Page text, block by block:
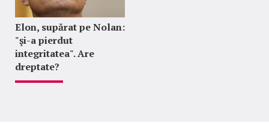
Elon, supărat pe Nolan:
"şi-a pierdut
integritatea". Are
dreptate?